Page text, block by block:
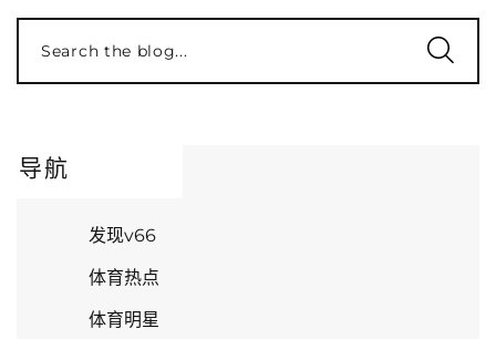
Search the blog...
导航
发现v66
体育热点
体育明星